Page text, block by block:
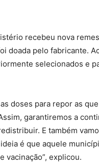
recebeu nova
doada pelo fabricante.
selecionados e
doses para repor as
garantiremos a
E também
é que aquele
vacinação”, explicou.